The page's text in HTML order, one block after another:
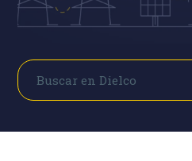
Buscar
Buscar